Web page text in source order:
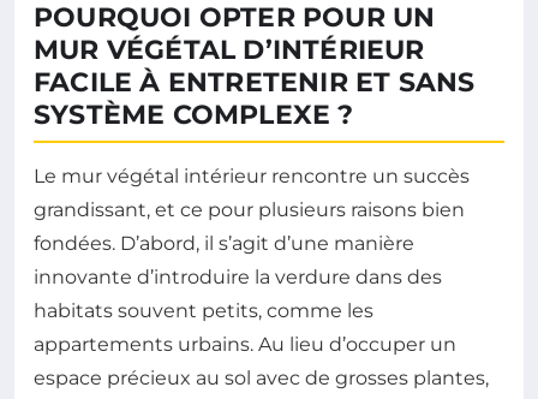
POURQUOI OPTER POUR UN
MUR VÉGÉTAL D’INTÉRIEUR
FACILE À ENTRETENIR ET SANS
SYSTÈME COMPLEXE ?
Le mur végétal intérieur rencontre un succès
grandissant, et ce pour plusieurs raisons bien
fondées. D’abord, il s’agit d’une manière
innovante d’introduire la verdure dans des
habitats souvent petits, comme les
appartements urbains. Au lieu d’occuper un
espace précieux au sol avec de grosses plantes,